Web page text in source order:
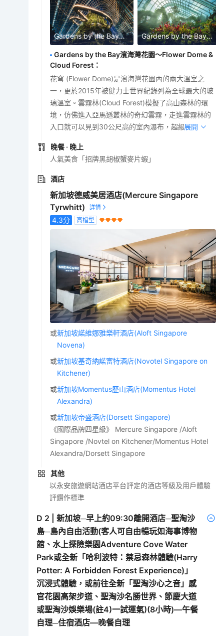
Gardens by the Bay濱海灣花園~ Cloud Forest Gardens by the Bay濱海灣花園~ Cloud Forest
Gardens by the Bay濱海灣花園～Flower Dome &
Cloud Forest ：
花穹 (Flower Dome)是濱海灣花園內的兩大溫室之
一，更於2015年被健力士世界紀錄列為全球最大的玻
璃溫室。雲霧林(Cloud Forest)模擬了高山森林的環
境，仿佛進入亞馬遜叢林的奇幻雲霧，走進雲霧林的
入口就可以見到30公尺高的室內瀑布，超級壯觀。
展開
晚餐 · 晚上
人氣美食「招牌黑胡椒蟹麥片蝦」
酒店
新加坡德威美居酒店(Mercure Singapore
Tyrwhitt)
4.3分 高檔型
或新加坡諾維娜雅樂軒酒店(Aloft Singapore
Novena)
或新加坡基奇納諾富特酒店(Novotel Singapore on
Kitchener)
或新加坡Momentus歷山酒店(Momentus Hotel
Alexandra)
或新加坡帝盛酒店(Dorsett Singapore)
《國際品牌四星級》 Mercure Singapore /Aloft
Singapore /Novtel on Kitchener/Momentus Hotel
Alexandra/Dorsett Singapore
其他
以永安旅遊網站酒店平台評定的酒店等級及用戶體驗
評鑽作標準
D 2 |新加坡─早上約09:30離開酒店─聖淘沙
島─島內自由活動(客人可自由暢玩如海事博物
館、水上探險樂園Adventure Cove Water
Park或全新「哈利波特：禁忌森林體驗(Harry
Potter: A Forbidden Forest Experience)」
沉浸式體驗，或前往全新「聖淘沙心之音」感
官花園高架步道、聖淘沙名勝世界、節慶大道
或聖淘沙娛樂場(註4)一試運氣)(8小時)—午餐
自理─住宿酒店—晚餐自理